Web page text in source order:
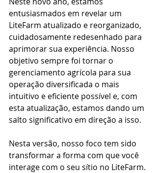
entusiasmados em revelar um
LiteFarm atualizado e reorganizado,
cuidadosamente redesenhado para
aprimorar sua experiência. Nosso
objetivo sempre foi tornar o
gerenciamento agrícola para sua
operação diversificada o mais
intuitivo e eficiente possível e, com
esta atualização, estamos dando um
salto significativo em direção a isso.
Nesta versão, nosso foco tem sido
transformar a forma com que você
interage com o seu sítio no LiteFarm.